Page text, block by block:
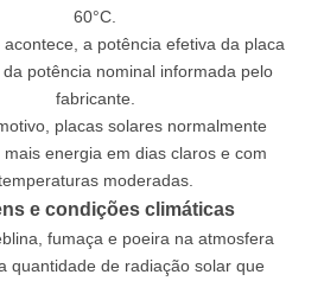
60°C.
a potência efetiva da placa
potência nominal informada pelo
fabricante.
placas solares normalmente
mais energia em dias claros e com
moderadas.
e condições climáticas
fumaça e poeira na atmosfera
quantidade de radiação solar que